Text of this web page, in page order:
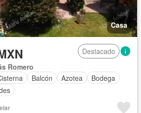
Casa
Destacado
Romero
Balcón Azotea
Bodega